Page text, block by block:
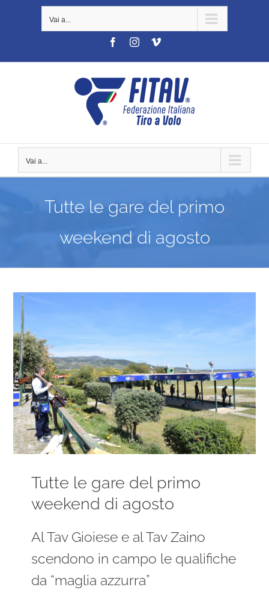
Vai a...
FacebookInstagramVimeo
Vai a...
Tutte le gare del primo
weekend di agosto
Ingrandisci
immagine
Tutte le gare del primo
weekend di agosto
Al Tav Gioiese e al Tav Zaino
scendono in campo le qualifiche
da “maglia azzurra”